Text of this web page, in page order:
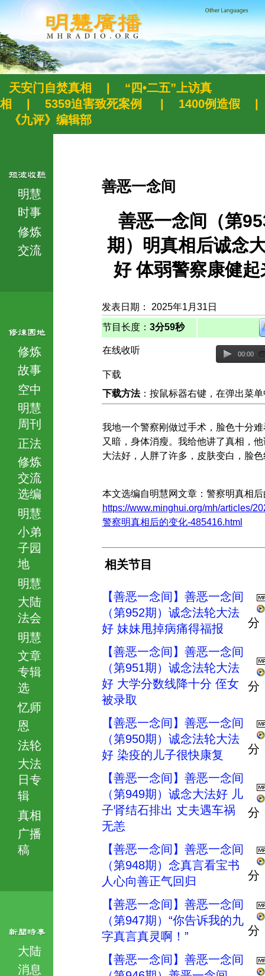
天安门自焚真相
“四•二五”上访真
相
5359迫害致死案例 1400例造假
《九评》编辑部
明慧
时事
修炼
交流
修炼
故事
空中
明慧
周刊
正法
修炼
交流
选编
明慧
小弟
子园
地
明慧
大陆
法会
明慧
文章
专辑
选
忆师
恩
法轮
大法
日专
辑
真相
广播
稿
大陆
消息
善恶一念间
善恶一念间（第
期）明真相后诚念
好 体弱警察康健起
发表日期： 2025年1月31日
节目长度： 3分59秒
在线收听 00:00
下载
下载方法：按鼠标器右键，在弹出菜
我地一个警察刚做过手术，脸色十分
又暗，身体消瘦。我给他讲了真相，
大法好，人胖了许多，皮肤变白，脸
本文选编自明慧网文章：警察明真相
https://www.minghui.org/mh/articles/
警察明真相后的变化-485416.html
相关节目
【善恶一念间】善恶一念间
（第952期）诚念法轮大法
好 妹妹甩掉病痛得福报
分
【善恶一念间】善恶一念间
（第951期）诚念法轮大法
好 大学分数线降十分 侄女
被录取
分
【善恶一念间】善恶一念间
（第950期）诚念法轮大法
好 染疫的儿子很快康复
分
【善恶一念间】善恶一念间
（第949期）诚念大法好 儿
子肾结石排出 丈夫遇车祸
无恙
分
【善恶一念间】善恶一念间
（第948期）念真言看宝书
人心向善正气回归
分
【善恶一念间】善恶一念间
（第947期）“你告诉我的九
字真言真灵啊！”
分
【善恶一念间】善恶一念间